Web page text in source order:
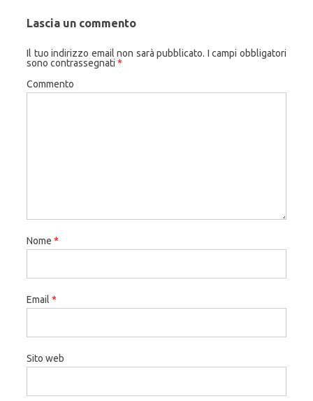
Lascia un commento
Il tuo indirizzo email non sarà pubblicato. I campi obbligatori
sono contrassegnati *
Commento
Nome *
Email *
Sito web